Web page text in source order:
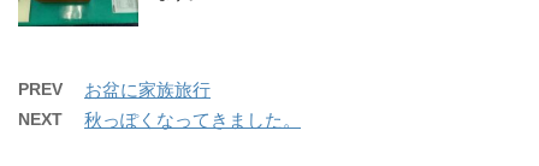
PREV お盆に家族旅行
NEXT 秋っぽくなってきました。